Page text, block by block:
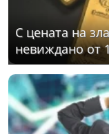
С цената на
невиждано от